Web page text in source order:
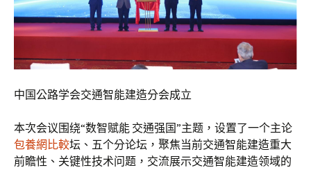
中国公路学会交通智能建造分会成立
本次会议围绕“数智赋能 交通强国”主题，设置了一个主论
包養網比較坛、五个分论坛，聚焦当前交通智能建造重大
前瞻性、关键性技术问题，交流展示交通智能建造领域的